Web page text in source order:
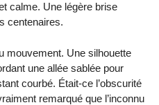
calme. Une légère brise
centenaires.
mouvement. Une silhouette
une allée sablée pour
courbé. Était-ce l’obscurité
remarqué que l’inconnu